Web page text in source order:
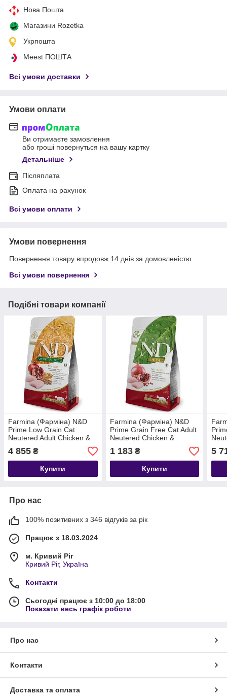
Нова Пошта
Магазини Rozetka
Укрпошта
Meest ПОШТА
Всі умови доставки
Умови оплати
Ви отримаєте замовлення
або гроші повернуться на вашу картку
Детальніше
Післяплата
Оплата на рахунок
Всі умови оплати
Умови повернення
Повернення товару впродовж 14 днів за домовленістю
Всі умови повернення
Подібні товари компанії
Farmina (Фарміна) N&D
Prime Low Grain Cat
Neutered Adult Chicken &
Pomegranate
Низькозерновий корм для
стерилізованих котів 10 кг
4 855 ₴
Купити
Farmina (Фарміна) N&D
Prime Grain Free Cat Adult
Neutered Chicken &
Pomegranate Беззерновий
корм для стерилізованих
котів 1,5 кг
1 183₴
Купити
5
Про нас
100% позитивних з 346 відгуків за рік
Працює з 18.03.2024
м. Кривий Ріг
Кривий Ріг, Україна
Контакти
Сьогодні працює з 10:00 до 18:00
Показати весь графік роботи
Про нас
Контакти
Доставка та оплата